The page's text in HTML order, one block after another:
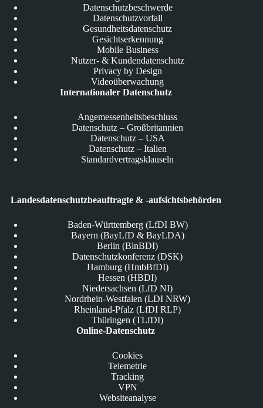
Datenschutzbeschwerde
Datenschutzvorfall
Gesundheitsdatenschutz
Gesichtserkennung
Mobile Business
Nutzer- & Kundendatenschutz
Privacy by Design
Videoüberwachung
Internationaler Datenschutz
Angemessenheitsbeschluss
Datenschutz – Großbritannien
Datenschutz – USA
Datenschutz – Italien
Standardvertragsklauseln
Landesdatenschutzbeauftragte & -aufsichtsbehörden
Baden-Württemberg (LfDI BW)
Bayern (BayLfD & BayLDA)
Berlin (BlnBDI)
Datenschutzkonferenz (DSK)
Hamburg (HmbBfDI)
Hessen (HBDI)
Niedersachsen (LfD NI)
Nordrhein-Westfalen (LDI NRW)
Rheinland-Pfalz (LfDI RLP)
Thüringen (TLfDI)
Online-Datenschutz
Cookies
Telemetrie
Tracking
VPN
Websiteanalyse